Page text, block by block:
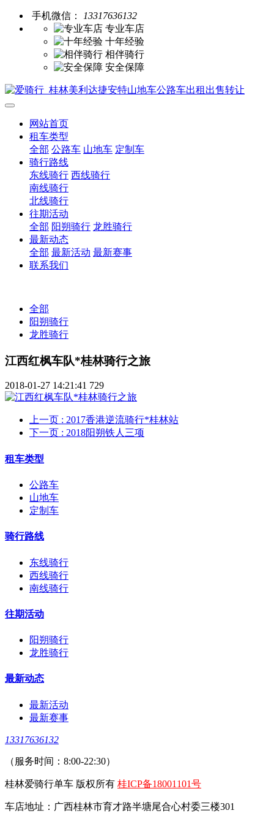
手机微信：
13317636132
专业车店
十年经验
相伴骑行
安全保障
网站首页
租车类型
全部 公路车 山地车 定制车
骑行路线
东线骑行 西线骑行
南线骑行
北线骑行
往期活动
全部 阳朔骑行 龙胜骑行
最新动态
全部 最新活动 最新赛事
联系我们
全部
阳朔骑行
龙胜骑行
江西红枫车队*桂林骑行之旅
2018-01-27 14:21:41 729
上一页 : 2017香港逆流骑行*桂林站
下一页 : 2018阳朔铁人三项
租车类型
公路车
山地车
定制车
骑行路线
东线骑行
西线骑行
南线骑行
往期活动
阳朔骑行
龙胜骑行
最新动态
最新活动
最新赛事
13317636132
（服务时间：8:00-22:30）
桂林爱骑行单车 版权所有 桂ICP备18001101号
车店地址：广西桂林市育才路半塘尾合心村委三楼301